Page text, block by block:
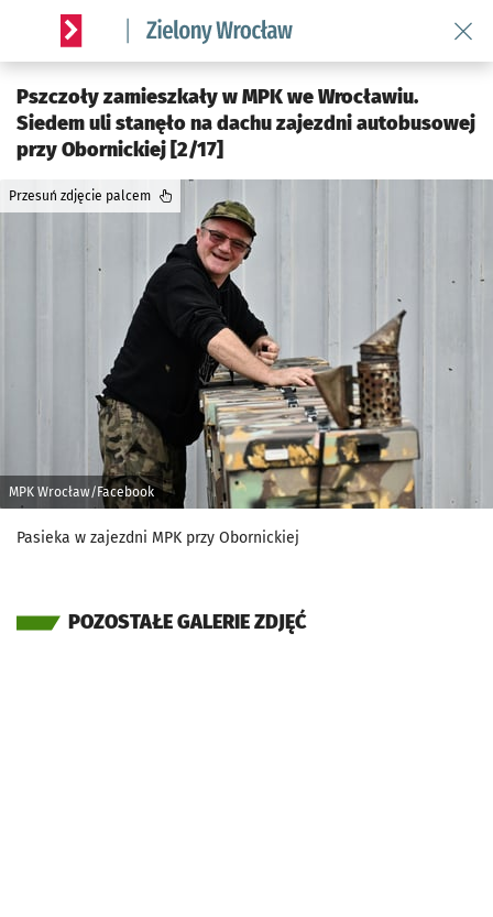
Serwis informacyjny wroclaw.pl podserwis: Środowisko we
Pszczoły zamieszkały w MPK we Wrocławiu.
Siedem uli stanęło na dachu zajezdni autobusowej
przy Obornickiej [2/17]
MPK Wrocław/Facebook
Przesuń zdjęcie palcem
Pasieka w zajezdni MPK przy Obornickiej
POZOSTAŁE GALERIE ZDJĘĆ